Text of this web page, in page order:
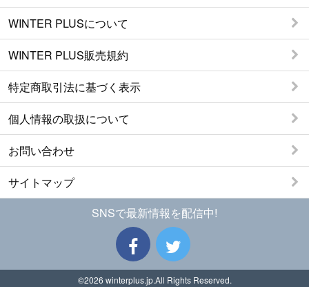
WINTER PLUSについて
WINTER PLUS販売規約
特定商取引法に基づく表示
個人情報の取扱について
お問い合わせ
サイトマップ
SNSで最新情報を配信中!
©2026 winterplus.jp.All Rights Reserved.